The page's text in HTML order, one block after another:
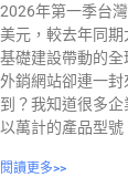
2026年第一季台
美元，較去年同期
基礎建設帶動的
外銷網站卻連一
到？我知道很多
以萬計的產品型
閱讀更多>>